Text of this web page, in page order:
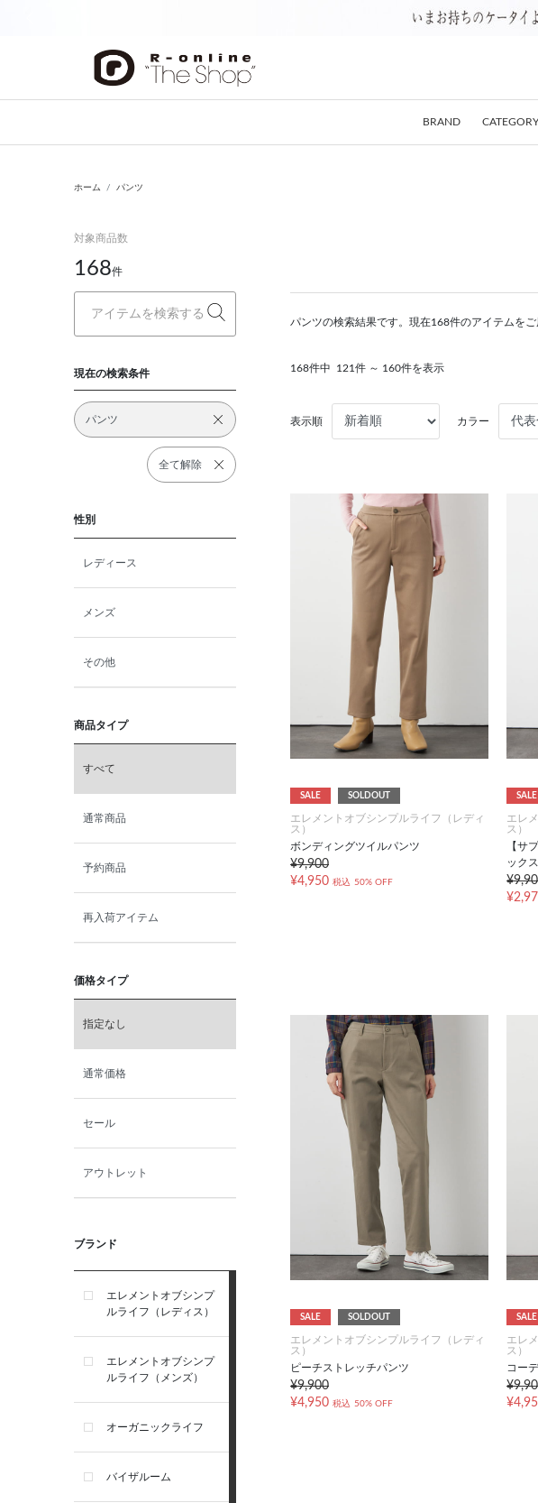
BRAND CATEGORY
ホーム パンツ
対象商品数
168件
現在の検索条件
パンツ
全て解除
性別
レディース
メンズ
その他
商品タイプ
すべて
通常商品
予約商品
再入荷アイテム
価格タイプ
指定なし
通常価格
セール
アウトレット
ブランド
エレメントオブシンプ
ルライフ（レディス）
エレメントオブシンプ
ルライフ（メンズ）
オーガニックライフ
バイザルーム
パンツの検索結果です。現在168件のアイテムをご
168件中 121件 ～ 160件を表示
表示順 カラー
SALE SOLDOUT
エレメントオブシンプルライフ（レディ
ス）
ボンディングツイルパンツ
¥9,900
¥4,950 税込 50% OFF
SALE
エレ
ス）
【サ
ック
SALE SOLDOUT
エレメントオブシンプルライフ（レディ
ス）
ピーチストレッチパンツ
¥9,900
¥4,950 税込 50% OFF
SALE
エレ
ス）
コー